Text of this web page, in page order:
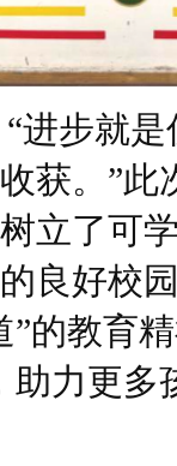
进步就
获。”此
立了可
良好校
的教育
助力更多